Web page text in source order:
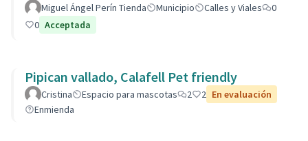
Miguel Ángel Perín Tienda Municipio Calles y Viales
0
0 Acceptada
Pipican vallado, Calafell Pet friendly
Cristina Espacio para mascotas 2 2 En evaluación
Enmienda